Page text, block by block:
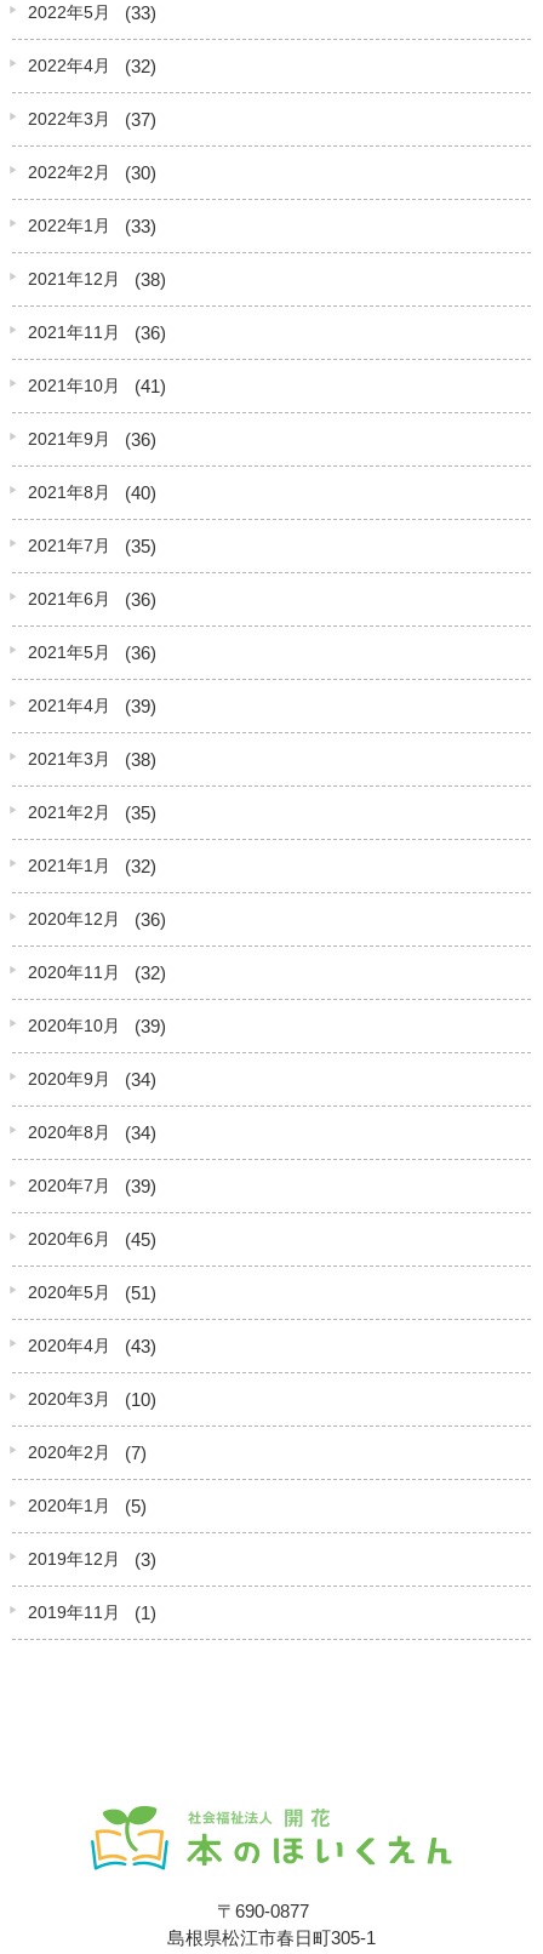
2022年5月 (33)
2022年4月 (32)
2022年3月 (37)
2022年2月 (30)
2022年1月 (33)
2021年12月 (38)
2021年11月 (36)
2021年10月 (41)
2021年9月 (36)
2021年8月 (40)
2021年7月 (35)
2021年6月 (36)
2021年5月 (36)
2021年4月 (39)
2021年3月 (38)
2021年2月 (35)
2021年1月 (32)
2020年12月 (36)
2020年11月 (32)
2020年10月 (39)
2020年9月 (34)
2020年8月 (34)
2020年7月 (39)
2020年6月 (45)
2020年5月 (51)
2020年4月 (43)
2020年3月 (10)
2020年2月 (7)
2020年1月 (5)
2019年12月 (3)
2019年11月 (1)
〒690-0877
島根県松江市春日町305-1